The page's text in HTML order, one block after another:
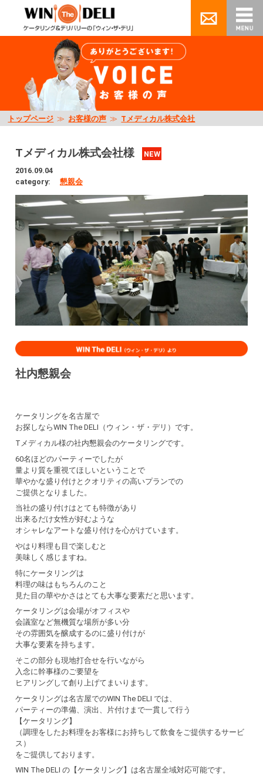
トップページ ≫ お客様の声 ≫ Tメディカル株式会社
Tメディカル株式会社様
NEW
2016.09.04
category:
懇親会
社内懇親会
ケータリングを名古屋で
お探しならWIN The DELI（ウィン・ザ・デリ）です。
Tメディカル様の社内懇親会のケータリングです。
60名ほどのパーティーでしたが
量より質を重視てほしいということで
華やかな盛り付けとクオリティの高いプランでの
ご提供となりました。
当社の盛り付けはとても特徴があり
出来るだけ女性が好むような
オシャレなアートな盛り付けを心がけています。
やはり料理も目で楽しむと
美味しく感じますね。
特にケータリングは
料理の味はもちろんのこと
見た目の華やかさはとても大事な要素だと思います。
ケータリングは会場がオフィスや
会議室など無機質な場所が多い分
その雰囲気を醸成するのに盛り付けが
大事な要素を持ちます。
そこの部分も現地打合せを行いながら
入念に幹事様のご要望を
ヒアリングして創り上げてまいります。
ケータリングは名古屋でのWIN The DELI では、
パーティーの準備、演出、片付けまで一貫して行う
【ケータリング】
（調理をしたお料理をお客様にお持ちして飲食をご提供するサービ
ス）
をご提供しております。
WIN The DELI の【ケータリング】は名古屋全域対応可能です。